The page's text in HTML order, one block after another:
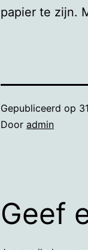
papier te zijn.
Gepubliceerd op
Door admin
Geef